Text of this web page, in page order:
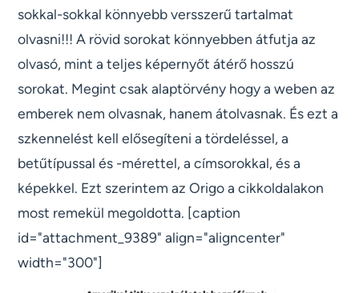
sokkal-sokkal könnyebb versszerű tartalmat
olvasni!!! A rövid sorokat könnyebben átfutja az
olvasó, mint a teljes képernyőt átérő hosszú
sorokat. Megint csak alaptörvény hogy a weben az
emberek nem olvasnak, hanem átolvasnak. És ezt a
szkennelést kell elősegíteni a tördeléssel, a
betűtípussal és -mérettel, a címsorokkal, és a
képekkel. Ezt szerintem az Origo a cikkoldalakon
most remekül megoldotta. [caption
id="attachment_9389" align="aligncenter"
width="300"]